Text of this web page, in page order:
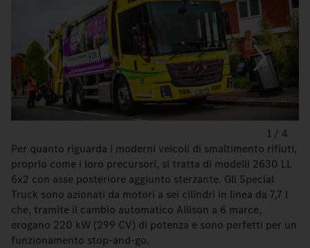
1 / 4
Per quanto riguarda i moderni veicoli di smaltimento rifiuti,
proprio come i loro precursori, si tratta di modelli 2630 LL
6x2 con asse posteriore aggiunto sterzante. Gli Special
Truck sono azionati da motori a sei cilindri in linea da 7,7 l
che, tramite il cambio automatico Allison a 6 marce,
erogano 220 kW (299 CV) di potenza e sono perfetti per un
funzionamento stop-and-go.